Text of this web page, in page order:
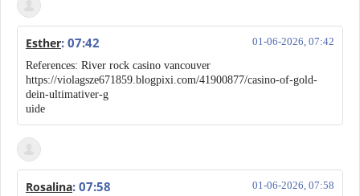
Esther 01-06-2026, 07:42
: 07:42
References: River rock casino vancouver
https://violagsze671859.blogpixi.com/41900877/casino-of-gold-
dein-ultimativer-g
uide
Rosalina 01-06-2026, 07:58
: 07:58